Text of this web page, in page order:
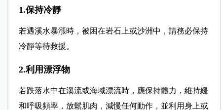
1.保持冷靜
若遇溪水暴漲時，被困在岩石上或沙洲中，請務必保持
冷靜等待救援。
2.利用漂浮物
若跌落水中在溪流或海域漂流時，應保持體力，維持緩
和呼吸頻率，放鬆肌肉，減慢任何動作，並利用身上或